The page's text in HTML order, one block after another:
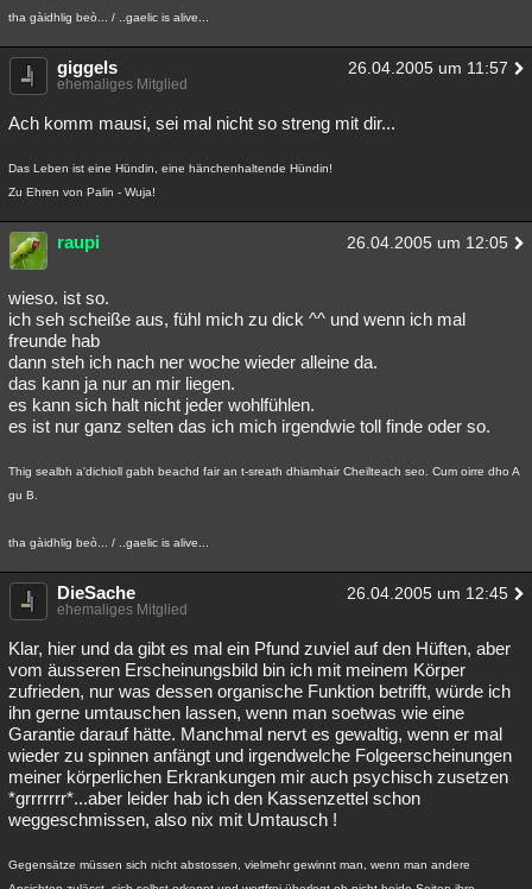
tha gàidhlig beò... / ..gaelic is alive...
giggels 26.04.2005 um 11:57
ehemaliges Mitglied
Ach komm mausi, sei mal nicht so streng mit dir...
Das Leben ist eine Hündin, eine hänchenhaltende Hündin!
Zu Ehren von Palin - Wuja!
raupi 26.04.2005 um 12:05
wieso. ist so.
ich seh scheiße aus, fühl mich zu dick ^^ und wenn ich mal
freunde hab
dann steh ich nach ner woche wieder alleine da.
das kann ja nur an mir liegen.
es kann sich halt nicht jeder wohlfühlen.
es ist nur ganz selten das ich mich irgendwie toll finde oder so.
Thig sealbh a'dichioll gabh beachd fair an t-sreath dhiamhair Cheilteach seo. Cum oirre dho A
gu B.
tha gàidhlig beò... / ..gaelic is alive...
DieSache 26.04.2005 um 12:45
ehemaliges Mitglied
Klar, hier und da gibt es mal ein Pfund zuviel auf den Hüften, aber
vom äusseren Erscheinungsbild bin ich mit meinem Körper
zufrieden, nur was dessen organische Funktion betrifft, würde ich
ihn gerne umtauschen lassen, wenn man soetwas wie eine
Garantie darauf hätte. Manchmal nervt es gewaltig, wenn er mal
wieder zu spinnen anfängt und irgendwelche Folgeerscheinungen
meiner körperlichen Erkrankungen mir auch psychisch zusetzen
*grrrrrrr*...aber leider hab ich den Kassenzettel schon
weggeschmissen, also nix mit Umtausch !
Gegensätze müssen sich nicht abstossen, vielmehr gewinnt man, wenn man andere